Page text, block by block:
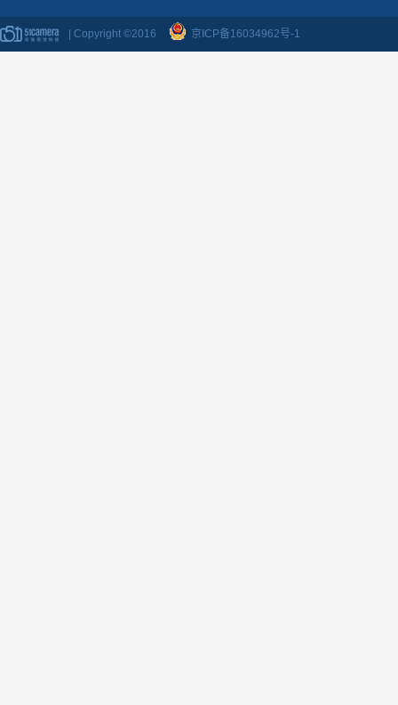
| Copyright ©2016 京ICP备16034962号-1